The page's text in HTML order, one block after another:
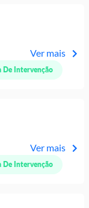
De Intervenção
Ver mais
De Intervenção
Ver mais